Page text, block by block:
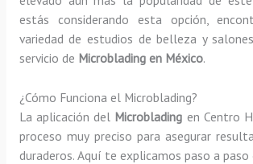
estás considerando esta opción,
variedad de estudios de belleza y
servicio de Microblading en México.
¿Cómo Funciona el Microblading?
La aplicación del Microblading en Centro
proceso muy preciso para asegurar
duraderos. Aquí te explicamos paso a